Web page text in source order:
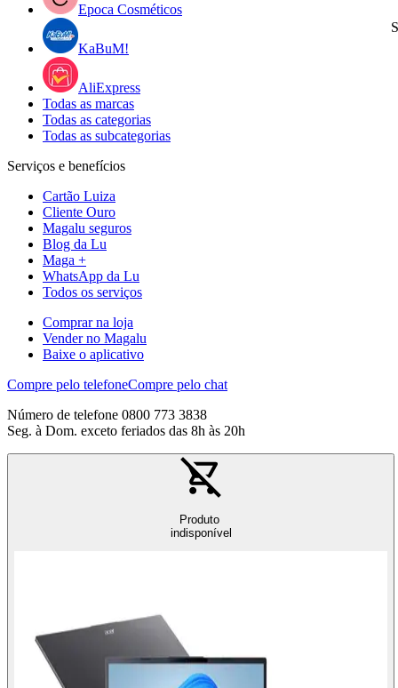
Epoca Cosméticos
KaBuM!
AliExpress
Todas as marcas
Todas as categorias
Todas as subcategorias
Serviços e benefícios
Cartão Luiza
Cliente Ouro
Magalu seguros
Blog da Lu
Maga +
WhatsApp da Lu
Todos os serviços
Comprar na loja
Vender no Magalu
Baixe o aplicativo
Compre pelo telefoneCompre pelo chat
Número de telefone 0800 773 3838
Seg. à Dom. exceto feriados das 8h às 20h
Produto
indisponível